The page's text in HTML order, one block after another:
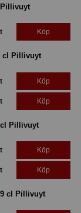
Köp
cl Pillivuyt
Köp
Köp
Pillivuyt
Köp
Köp
cl Pillivuyt